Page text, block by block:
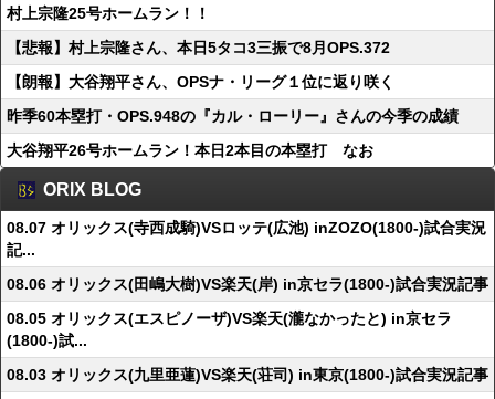
村上宗隆25号ホームラン！！
【悲報】村上宗隆さん、本日5タコ3三振で8月OPS.372
【朗報】大谷翔平さん、OPSナ・リーグ１位に返り咲く
昨季60本塁打・OPS.948の『カル・ローリー』さんの今季の成績
大谷翔平26号ホームラン！本日2本目の本塁打 なお
ORIX BLOG
08.07 オリックス(寺西成騎)VSロッテ(広池) inZOZO(1800-)試合実況
記...
08.06 オリックス(田嶋大樹)VS楽天(岸) in京セラ(1800-)試合実況記事
08.05 オリックス(エスピノーザ)VS楽天(瀧なかったと) in京セラ
(1800-)試...
08.03 オリックス(九里亜蓮)VS楽天(荘司) in東京(1800-)試合実況記事